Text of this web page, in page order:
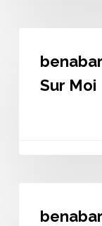
Peux
Compter
Sur Moi